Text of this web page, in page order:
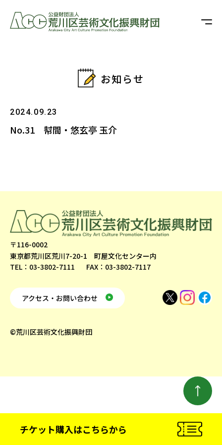
チケット購入はこちらから
お知らせ
2024.09.23
No.31 幇間・悠玄亭 玉介
〒116-0002
東京都荒川区荒川7-20-1 町屋文化センター内
TEL：03-3802-7111
FAX：03-3802-7117
アクセス・お問い合わせ
©荒川区芸術文化振興財団